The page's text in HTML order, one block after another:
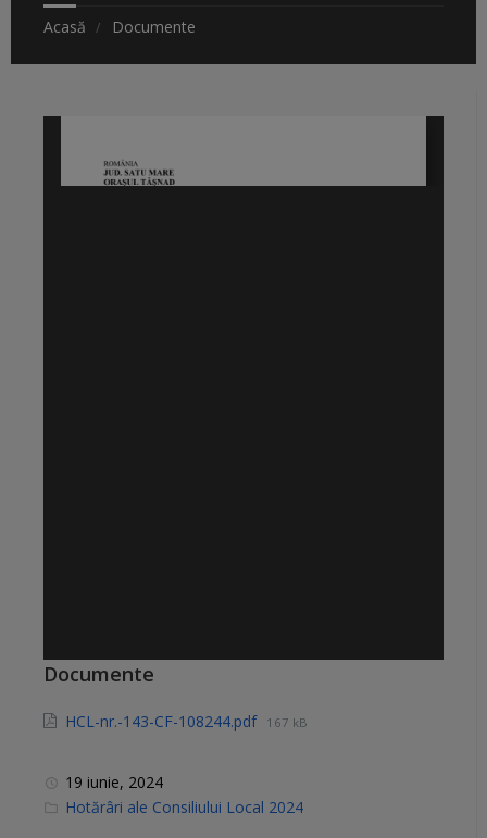
Acasă Documente
Documente
HCL-nr.-143-CF-108244.pdf 167 kB
19 iunie, 2024
C
Hotărâri ale Consiliului Local 2024